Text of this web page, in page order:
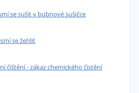
se sušit v bubnové sušičce
se žehlit
čištění - zákaz chemického čistění